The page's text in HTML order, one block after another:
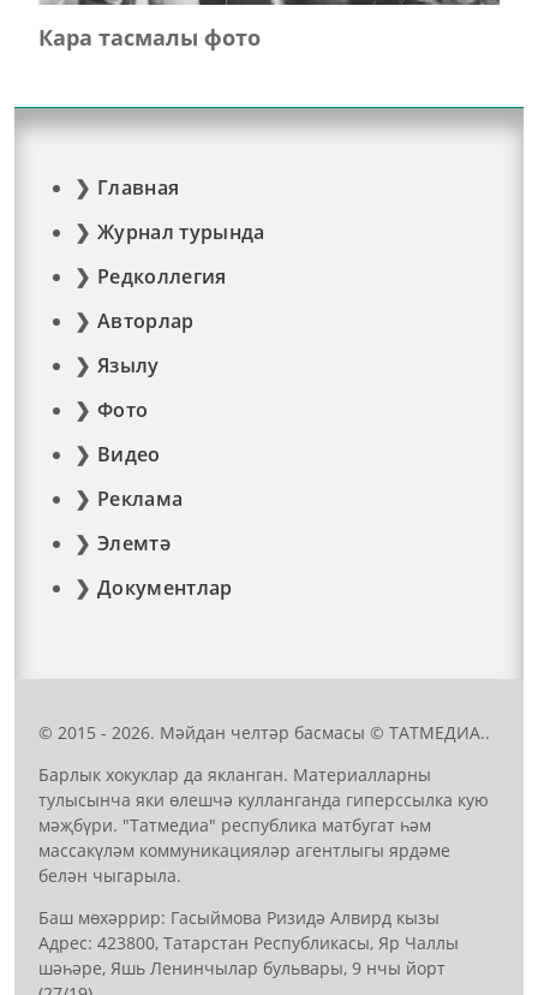
Кара тасмалы фото
Главная
Журнал турында
Редколлегия
Авторлар
Язылу
Фото
Видео
Реклама
Элемтә
Документлар
© 2015 - 2026. Мәйдан челтәр басмасы © ТАТМЕДИА..
Барлык хокуклар да якланган. Материалларны
тулысынча яки өлешчә кулланганда гиперссылка кую
мәҗбүри. "Татмедиа" республика матбугат һәм
массакүләм коммуникацияләр агентлыгы ярдәме
белән чыгарыла.
Баш мөхәррир: Гасыймова Ризидә Алвирд кызы
Адрес: 423800, Татарстан Республикасы, Яр Чаллы
шәһәре, Яшь Ленинчылар бульвары, 9 нчы йорт